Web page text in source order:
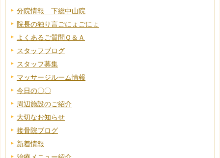
分院情報 下総中山院
院長の独り言ごにょごにょ
よくあるご質問Ｑ＆Ａ
スタッフブログ
スタッフ募集
マッサージルーム情報
今日の〇〇
周辺施設のご紹介
大切なお知らせ
接骨院ブログ
新着情報